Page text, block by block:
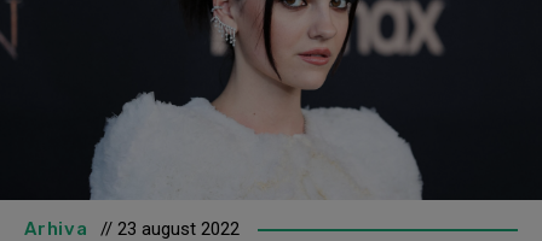
Arhiva // 23 august 2022